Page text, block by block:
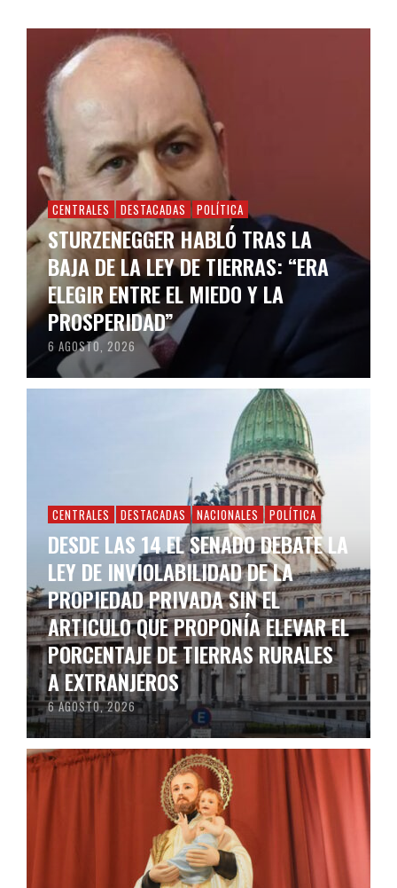
CENTRALES DESTACADAS POLÍTICA
STURZENEGGER HABLÓ TRAS LA
BAJA DE LA LEY DE TIERRAS: “ERA
ELEGIR ENTRE EL MIEDO Y LA
PROSPERIDAD”
6 AGOSTO, 2026
CENTRALES DESTACADAS NACIONALES POLÍTICA
DESDE LAS 14 EL SENADO DEBATE LA
LEY DE INVIOLABILIDAD DE LA
PROPIEDAD PRIVADA SIN EL
ARTICULO QUE PROPONÍA ELEVAR EL
PORCENTAJE DE TIERRAS RURALES
A EXTRANJEROS
6 AGOSTO, 2026